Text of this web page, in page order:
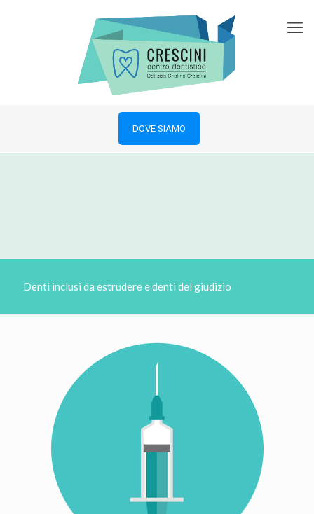
DOVE SIAMO
Denti inclusi da estrudere e denti del giudizio